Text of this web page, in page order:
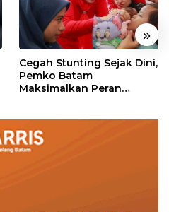
»
Cegah Stunting Sejak Dini,
Pemko Batam
Maksimalkan Peran